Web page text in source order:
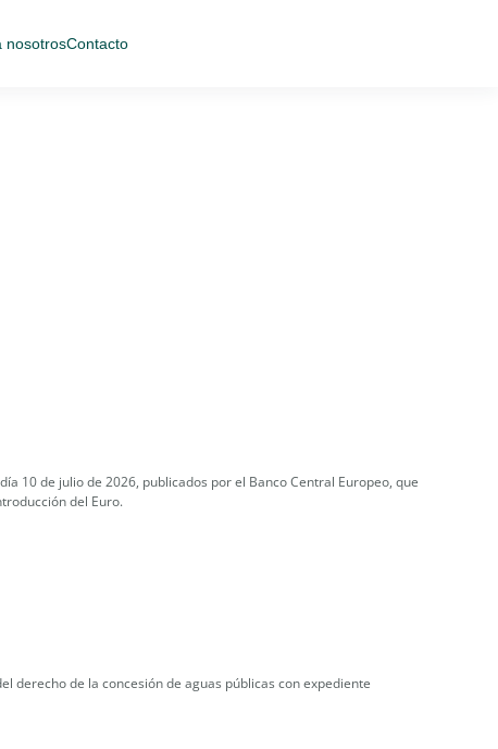
nosotrosContacto
10 de julio de 2026, publicados por el Banco Central Europeo, que
del Euro.
derecho de la concesión de aguas públicas con expediente